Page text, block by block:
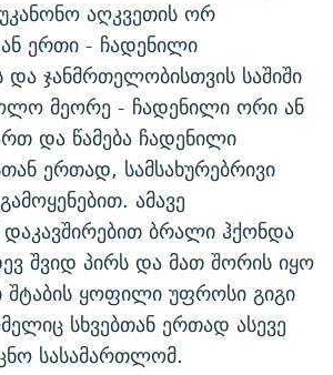
აღკვეთის ორ
ერთი - ჩადენილი
ჯანმრთელობისთვის საშიში
მეორე - ჩადენილი ორი ან
და წამება ჩადენილი
ერთად, სამსახურებრივი
ამავე
ბრალი ჰქონდა
შვიდ პირს და მათ შორის იყო
შტაბის ყოფილი უფროსი გიგი
სხვებთან ერთად ასევე
სასამართლომ.